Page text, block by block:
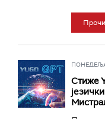
Стиже